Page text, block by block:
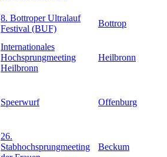
8. Bottroper Ultralauf
Festival (BUF)
Bottrop
Internationales
Hochsprungmeeting
Heilbronn
Heilbronn
Speerwurf Offenburg
26.
Stabhochsprungmeeting
Beckum